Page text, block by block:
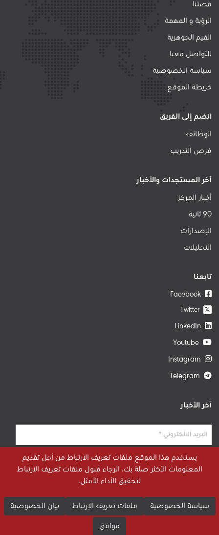
قصتنا
الرؤية و المهمة
القيم الجوهرية
للتواصل معنا
سياسة الخصوصية
خريطة الموقع
انضم إلى الفريق
الوظائف
فرص التدريب
آخر المستجدات والأخبار
أخبار المركز
90 ثانية
الإصدارات
التحليلات
تابعنا
𝕏
Twitter
آخر الأخبار
يستخدم هذا الموقع ملفات تعريف الارتباط من أجل تقديم
المعلومات الأكثر صلة بك. الرجاء قبول ملفات تعريف الارتباط
لتحقيق الأداء الأمثل.
سياسة الخصوصية ملفات تعريف الإرتباط بيان الخصوصية
موافق